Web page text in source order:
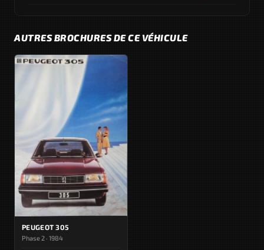
AUTRES BROCHURES DE CE VÉHICULE
PEUGEOT 305
Phase 2 · 1984